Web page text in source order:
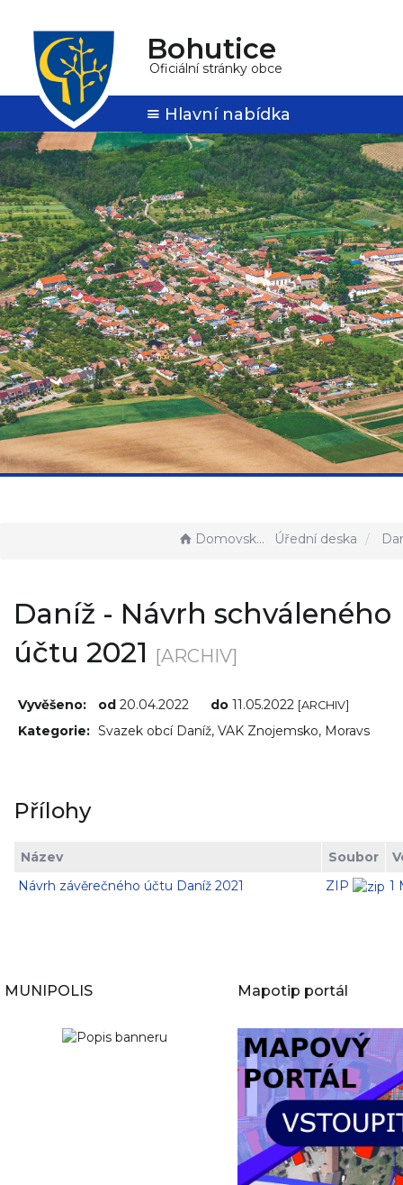
Bohutice
Oficiální stránky obce
Hlavní nabídka
Domovská stránka Úřední deska Daníž -
Daníž - Návrh schváleného
účtu 2021 [ARCHIV]
Vyvěšeno: od 20.04.2022 do 11.05.2022 [ARCHIV]
Kategorie: Svazek obcí Daníž, VAK Znojemsko, Moravs
Přílohy
Název Soubor
Návrh závěrečného účtu Daníž 2021
ZIP 1
MUNIPOLIS Mapotip portál